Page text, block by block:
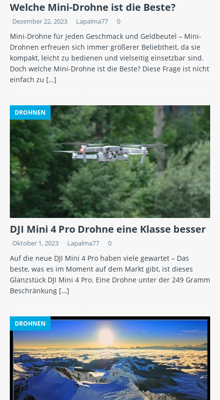
Welche Mini-Drohne ist die Beste?
Dezember 22, 2023 Lapalma77 0
Mini-Drohne für jeden Geschmack und Geldbeutel – Mini-
Drohnen erfreuen sich immer größerer Beliebtheit, da sie
kompakt, leicht zu bedienen und vielseitig einsetzbar sind.
Doch welche Mini-Drohne ist die Beste? Diese Frage ist nicht
einfach zu […]
DROHNEN
DJI Mini 4 Pro Drohne eine Klasse besser
Oktober 1, 2023 Lapalma77 0
Auf die neue DJI Mini 4 Pro haben viele gewartet – Das
beste, was es im Moment auf dem Markt gibt, ist dieses
Glanzstück DJI Mini 4 Pro. Eine Drohne unter der 249 Gramm
Beschränkung […]
DROHNEN